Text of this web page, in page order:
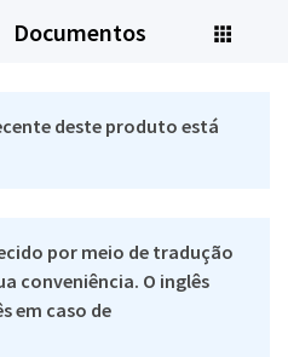
Documentos
deste produto está
por meio de tradução
conveniência. O inglês
em caso de